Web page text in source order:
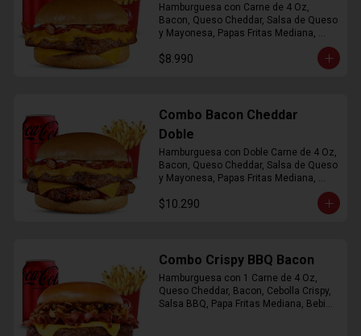
Hamburguesa con Carne de 4 Oz,
Bacon, Queso Cheddar, Salsa de Queso
y Mayonesa, Papas Fritas Mediana,
$8.990
Combo Bacon Cheddar
Doble
Hamburguesa con Doble Carne de 4 Oz,
Bacon, Queso Cheddar, Salsa de Queso
y Mayonesa, Papas Fritas Mediana,
$10.290
Combo Crispy BBQ Bacon
Hamburguesa con 1 Carne de 4 Oz,
Queso Cheddar, Bacon, Cebolla Crispy,
Salsa BBQ, Papa Fritas Mediana, Bebida